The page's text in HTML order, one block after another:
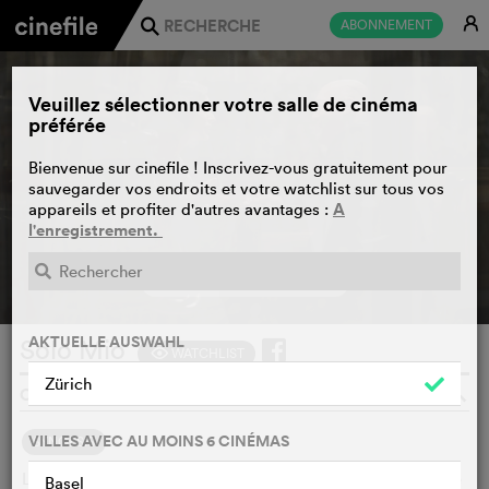
ABONNEMENT E
j
Solo Mio WATCHLIST
CHARLES KINNANE, DANIEL KINNANE, USA, 2026
SYNOPSIS
La fiancée de Matt rêve d'un mariage en Italie. Il économise
Veuillez sélectionner votre salle de cinéma
préférée
Bienvenue sur cinefile ! Inscrivez-vous gratuitement pour
sauvegarder vos endroits et votre watchlist sur tous vos
appareils et profiter d'autres avantages : A
l'enregistrement.
AKTUELLE AUSWAHL
Zürich
VILLES AVEC AU MOINS 6 CINÉMAS
Basel